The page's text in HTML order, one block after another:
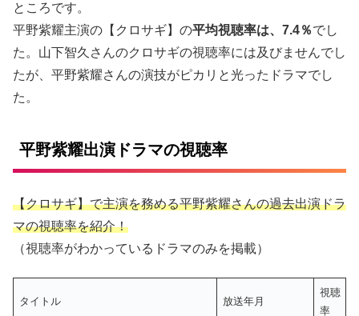
ところです。
平野紫耀主演の【クロサギ】の平均視聴率は、7.4％でし
た。山下智久さんのクロサギの視聴率には及びませんでし
たが、平野紫耀さんの演技がピカリと光ったドラマでし
た。
平野紫耀出演ドラマの視聴率
【クロサギ】で主演を務める平野紫耀さんの過去出演ドラ
マの視聴率を紹介！
（視聴率がわかっているドラマのみを掲載）
タイトル 放送年月
視聴
率